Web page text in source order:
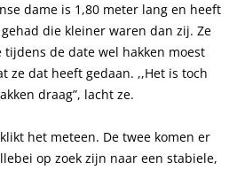
dame is 1,80 meter lang en heeft
die kleiner waren dan zij. Ze
de date wel hakken moest
ze dat heeft gedaan. ,,Het is toch
draag”, lacht ze.
het meteen. De twee komen er
op zoek zijn naar een stabiele,